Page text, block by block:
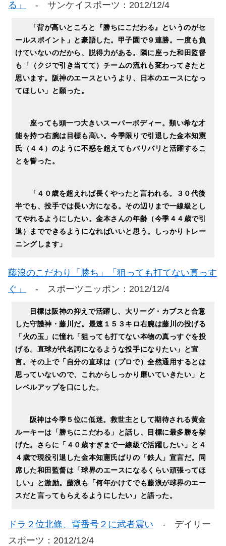
る」 - サンケイスポーツ：2012/12/4
「背が高いところと『勝ちにこだわる』というのがセ
ールスポイント」と豪語した。甲子園で９連勝。一度も負
けていないのだから、説得力がある。隣に座った和田監督
も「（クジで引き当てて）チームの流れも変わってきたと
思います。阪神のエースというより、日本のエースになっ
てほしい」と願った。
座っても頭一つ大きいスーパーボディー。類い希な才
能を持つ右腕は目標も高い。今季限りで引退した金本知憲
氏（４４）のように不惑を超えてもバリバリと活躍するこ
とを誓った。
「４０歳を超えれば長くやったと言われる。３０代後
半でも、投手では長い方になる。その辺りまで一線級とし
てやれるようにしたい。金本さんの年齢（今季４４歳で引
退）までできるようになればいいと思う。しっかりトレー
ニングします」
藤浪のこだわり「勝ち」「狙っても打てない真っす
ぐ」
- スポーツニッポン：2012/12/4
目標は阪神の抑えで活躍し、大リーグ・カブスと合意
した守護神・藤川だ。最速１５３キロ右腕は藤川の投げる
「火の玉」に憧れ「狙っても打てない本物の真っすぐを投
げる。直球が代名詞になるような投手になりたい」と宣
言。その上で「自分の直球は（プロで）全然通用するとは
思っていないので、これからしっかり磨いていきたい」と
レベルアップを口にした。
阪神は今季５位に低迷。救世主として期待される黄金
ルーキーは「勝ちにこだわる」と話し、目標に最多勝を挙
げた。さらに「４０歳すぎまで一線級で活躍したい」と４
４歳で現役引退した金本知憲氏ばりの「鉄人」宣言だ。同
席した和田監督は「球界のエースになるくらい頑張ってほ
しい」と激励。藤浪も「何年かけてでも藤浪が球界のエー
スだと言ってもらえるようにしたい」と語った。
ドラ２位北條、背番号２に武者震い - デイリー
スポーツ：2012/12/4